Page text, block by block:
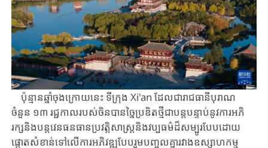
ប៉ុន្មានឆ្នាំចុងក្រោយនេះ ​ទីក្រុង ​Xi'an ​ដែលជារាជធានីបុរាណ
ចំនួន ​១៣ ​រជ្ជកាលរបស់​ចិន​បានច្នៃប្រឌិតថ្មីជាបន្តបន្ទាប់នូវការអភិ
រក្ស​និង​បន្តវេនធនធានប្រវត្តិសាស្ត្រ​និង​វប្បធម៌​ដ៏​សម្បូរ​បែប​ដោយ​
ផ្តោតសំខាន់ទៅលើការអភិវឌ្ឍបែបរួមបញ្ចូលគ្នា​រវាងឧស្សាហកម្ម​